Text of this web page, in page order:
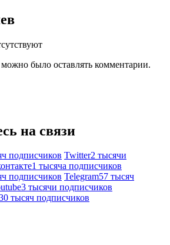
было оставлять комментарии.
на связи
подписчиков Twitter2 тысячи
1 тысяча подписчиков
подписчиков Telegram57 тысяч
3 тысячи подписчиков
тысяч подписчиков